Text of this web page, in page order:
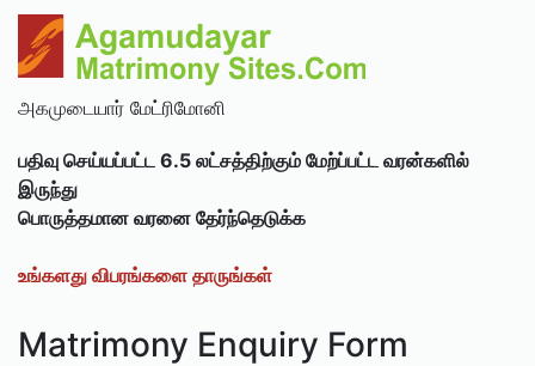
அகமுடையார் மேட்ரிமோனி
பதிவு செய்யப்பட்ட 6.5 லட்சத்திற்கும் மேற்ப்பட்ட வரன்களில்
இருந்து
பொருத்தமான வரனை தேர்ந்தெடுக்க
உங்களது விபரங்களை தாருங்கள்
Matrimony Enquiry Form